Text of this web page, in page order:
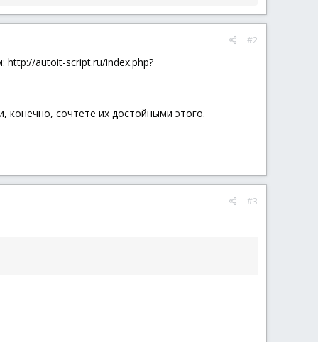
#2
http://autoit-script.ru/index.php?
конечно, сочтете их достойными этого.
#3